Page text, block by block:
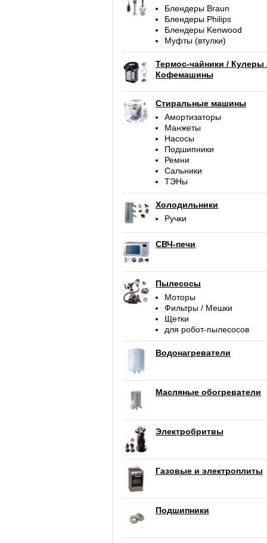
Блендеры Braun
Блендеры Philips
Блендеры Kenwood
Муфты (втулки)
Термос-чайники / Кулеры
Кофемашины
Стиральные машины
Амортизаторы
Манжеты
Насосы
Подшипники
Ремни
Сальники
ТЭНы
Холодильники
Ручки
СВЧ-печи
Пылесосы
Моторы
Фильтры / Мешки
Щетки
для робот-пылесосов
Водонагреватели
Масляные обогреватели
Электробритвы
Газовые и электроплиты
Подшипники